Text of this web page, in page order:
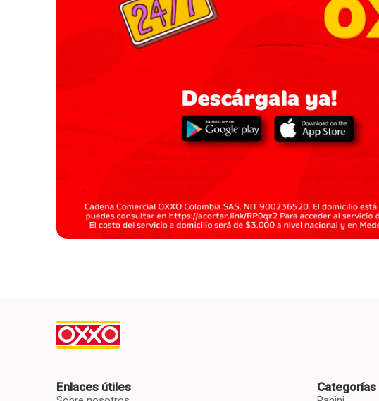
Enlaces útiles Categorías